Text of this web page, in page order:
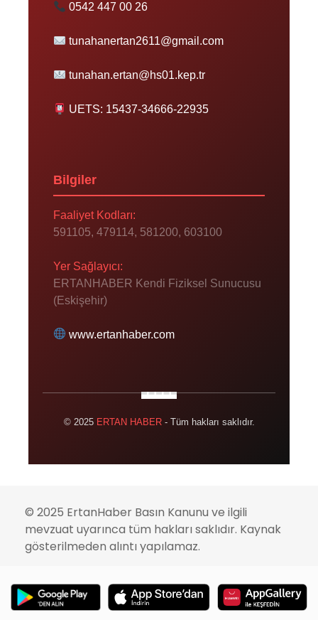
0542 447 00 26
tunahanertan2611@gmail.com
tunahan.ertan@hs01.kep.tr
UETS: 15437-34666-22935
Bilgiler
Faaliyet Kodları:
591105, 479114, 581200, 603100
Yer Sağlayıcı:
ERTANHABER Kendi Fiziksel Sunucusu
(Eskişehir)
www.ertanhaber.com
© 2025 ERTAN HABER- Tüm hakları saklıdır.
© 2025 ErtanHaber Basın Kanunu ve ilgili
mevzuat uyarınca tüm hakları saklıdır. Kaynak
gösterilmeden alıntı yapılamaz.